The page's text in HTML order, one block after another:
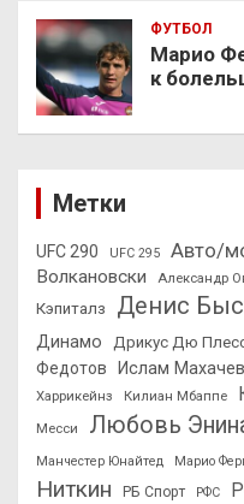
ФУТБОЛ
Марио
к
Метки
UFC 290 UFC 295 Авто/
Волкановски
Александр
Кэпиталз
Денис
Динамо Дрикус Дю
Федотов
Ислам Махачев
Харрикейнз
Килиан Мбаппе
Месси
Любовь
Манчестер Юнайтед Марио
Ниткин
РБ Спорт РФС